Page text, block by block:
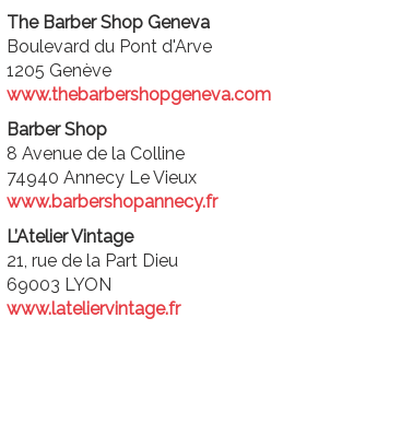
The Barber Shop Geneva
Boulevard du Pont d'Arve
1205 Genève
www.thebarbershopgeneva.com
Barber Shop
8 Avenue de la Colline
74940 Annecy Le Vieux
www.barbershopannecy.fr
L’Atelier Vintage
21, rue de la Part Dieu
69003 LYON
www.lateliervintage.fr